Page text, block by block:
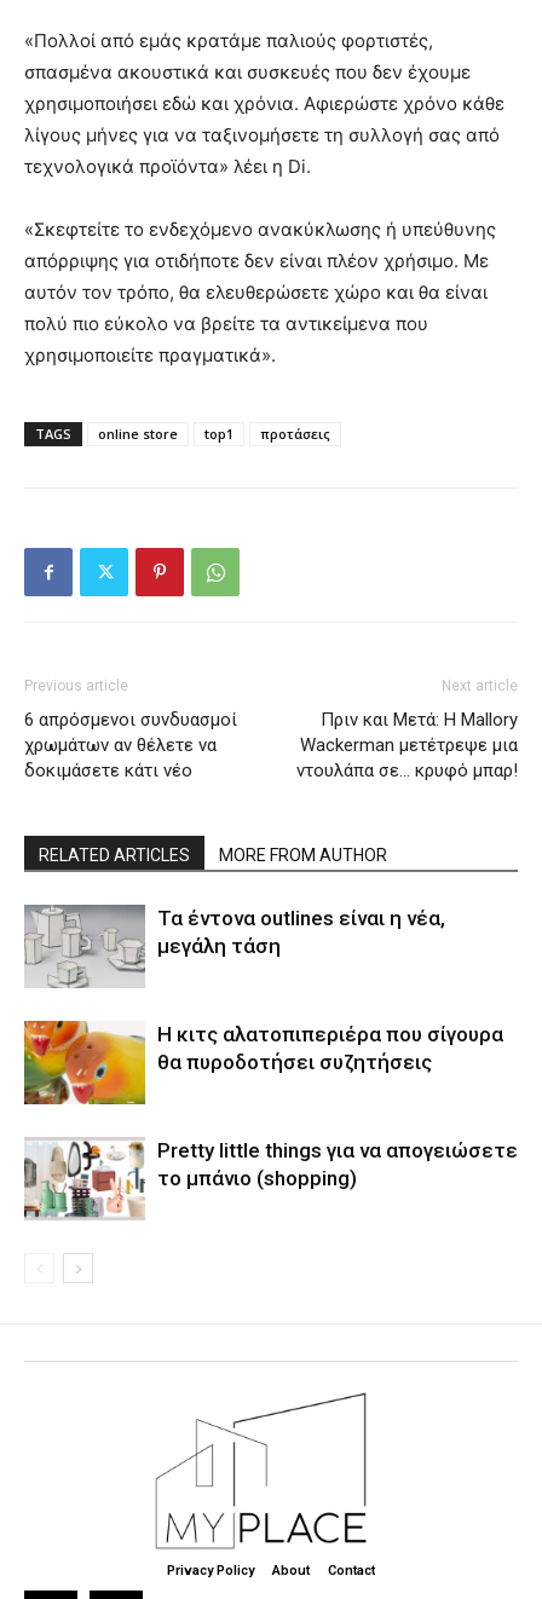
«Πολλοί από εμάς κρατάμε παλιούς φορτιστές,
σπασμένα ακουστικά και συσκευές που δεν έχουμε
χρησιμοποιήσει εδώ και χρόνια. Αφιερώστε χρόνο κάθε
λίγους μήνες για να ταξινομήσετε τη συλλογή σας από
τεχνολογικά προϊόντα» λέει η Di.
«Σκεφτείτε το ενδεχόμενο ανακύκλωσης ή υπεύθυνης
απόρριψης για οτιδήποτε δεν είναι πλέον χρήσιμο. Με
αυτόν τον τρόπο, θα ελευθερώσετε χώρο και θα είναι
πολύ πιο εύκολο να βρείτε τα αντικείμενα που
χρησιμοποιείτε πραγματικά».
TAGS online store top1 προτάσεις
Previous article
6 απρόσμενοι συνδυασμοί
χρωμάτων αν θέλετε να
δοκιμάσετε κάτι νέο
Next article
Πριν και Μετά: Η Mallory
Wackerman μετέτρεψε μια
ντουλάπα σε… κρυφό μπαρ!
RELATED ARTICLES MORE FROM AUTHOR
Τα έντονα outlines είναι η νέα,
μεγάλη τάση
Η κιτς αλατοπιπεριέρα που σίγουρα
θα πυροδοτήσει συζητήσεις
Pretty little things για να απογειώσετε
το μπάνιο (shopping)
Privacy Policy About Contact